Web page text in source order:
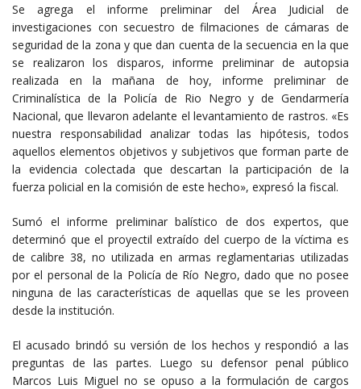
Se agrega el informe preliminar del Área Judicial de
investigaciones con secuestro de filmaciones de cámaras de
seguridad de la zona y que dan cuenta de la secuencia en la que
se realizaron los disparos, informe preliminar de autopsia
realizada en la mañana de hoy, informe preliminar de
Criminalística de la Policía de Rio Negro y de Gendarmería
Nacional, que llevaron adelante el levantamiento de rastros. «Es
nuestra responsabilidad analizar todas las hipótesis, todos
aquellos elementos objetivos y subjetivos que forman parte de
la evidencia colectada que descartan la participación de la
fuerza policial en la comisión de este hecho», expresó la fiscal.
Sumó el informe preliminar balístico de dos expertos, que
determinó que el proyectil extraído del cuerpo de la víctima es
de calibre 38, no utilizada en armas reglamentarias utilizadas
por el personal de la Policía de Río Negro, dado que no posee
ninguna de las características de aquellas que se les proveen
desde la institución.
El acusado brindó su versión de los hechos y respondió a las
preguntas de las partes. Luego su defensor penal público
Marcos Luis Miguel no se opuso a la formulación de cargos